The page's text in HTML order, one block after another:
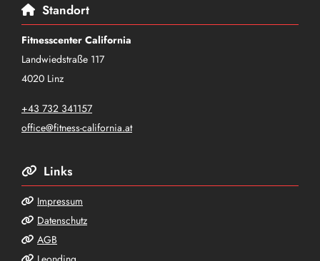
 Standort
Fitnesscenter California
Landwiedstraße 117
4020 Linz
+43 732 341157
office@fitness-california.at
 Links
 Impressum
 Datenschutz
 AGB
